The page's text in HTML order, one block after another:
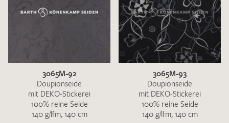
3065M-92
Doupionseide
mit DEKO-Stickerei
100% reine Seide
140 g/lfm, 140 cm
3065M-93
Doupionseide
mit DEKO-Stickerei
100% reine Seide
140 g/lfm, 140 cm